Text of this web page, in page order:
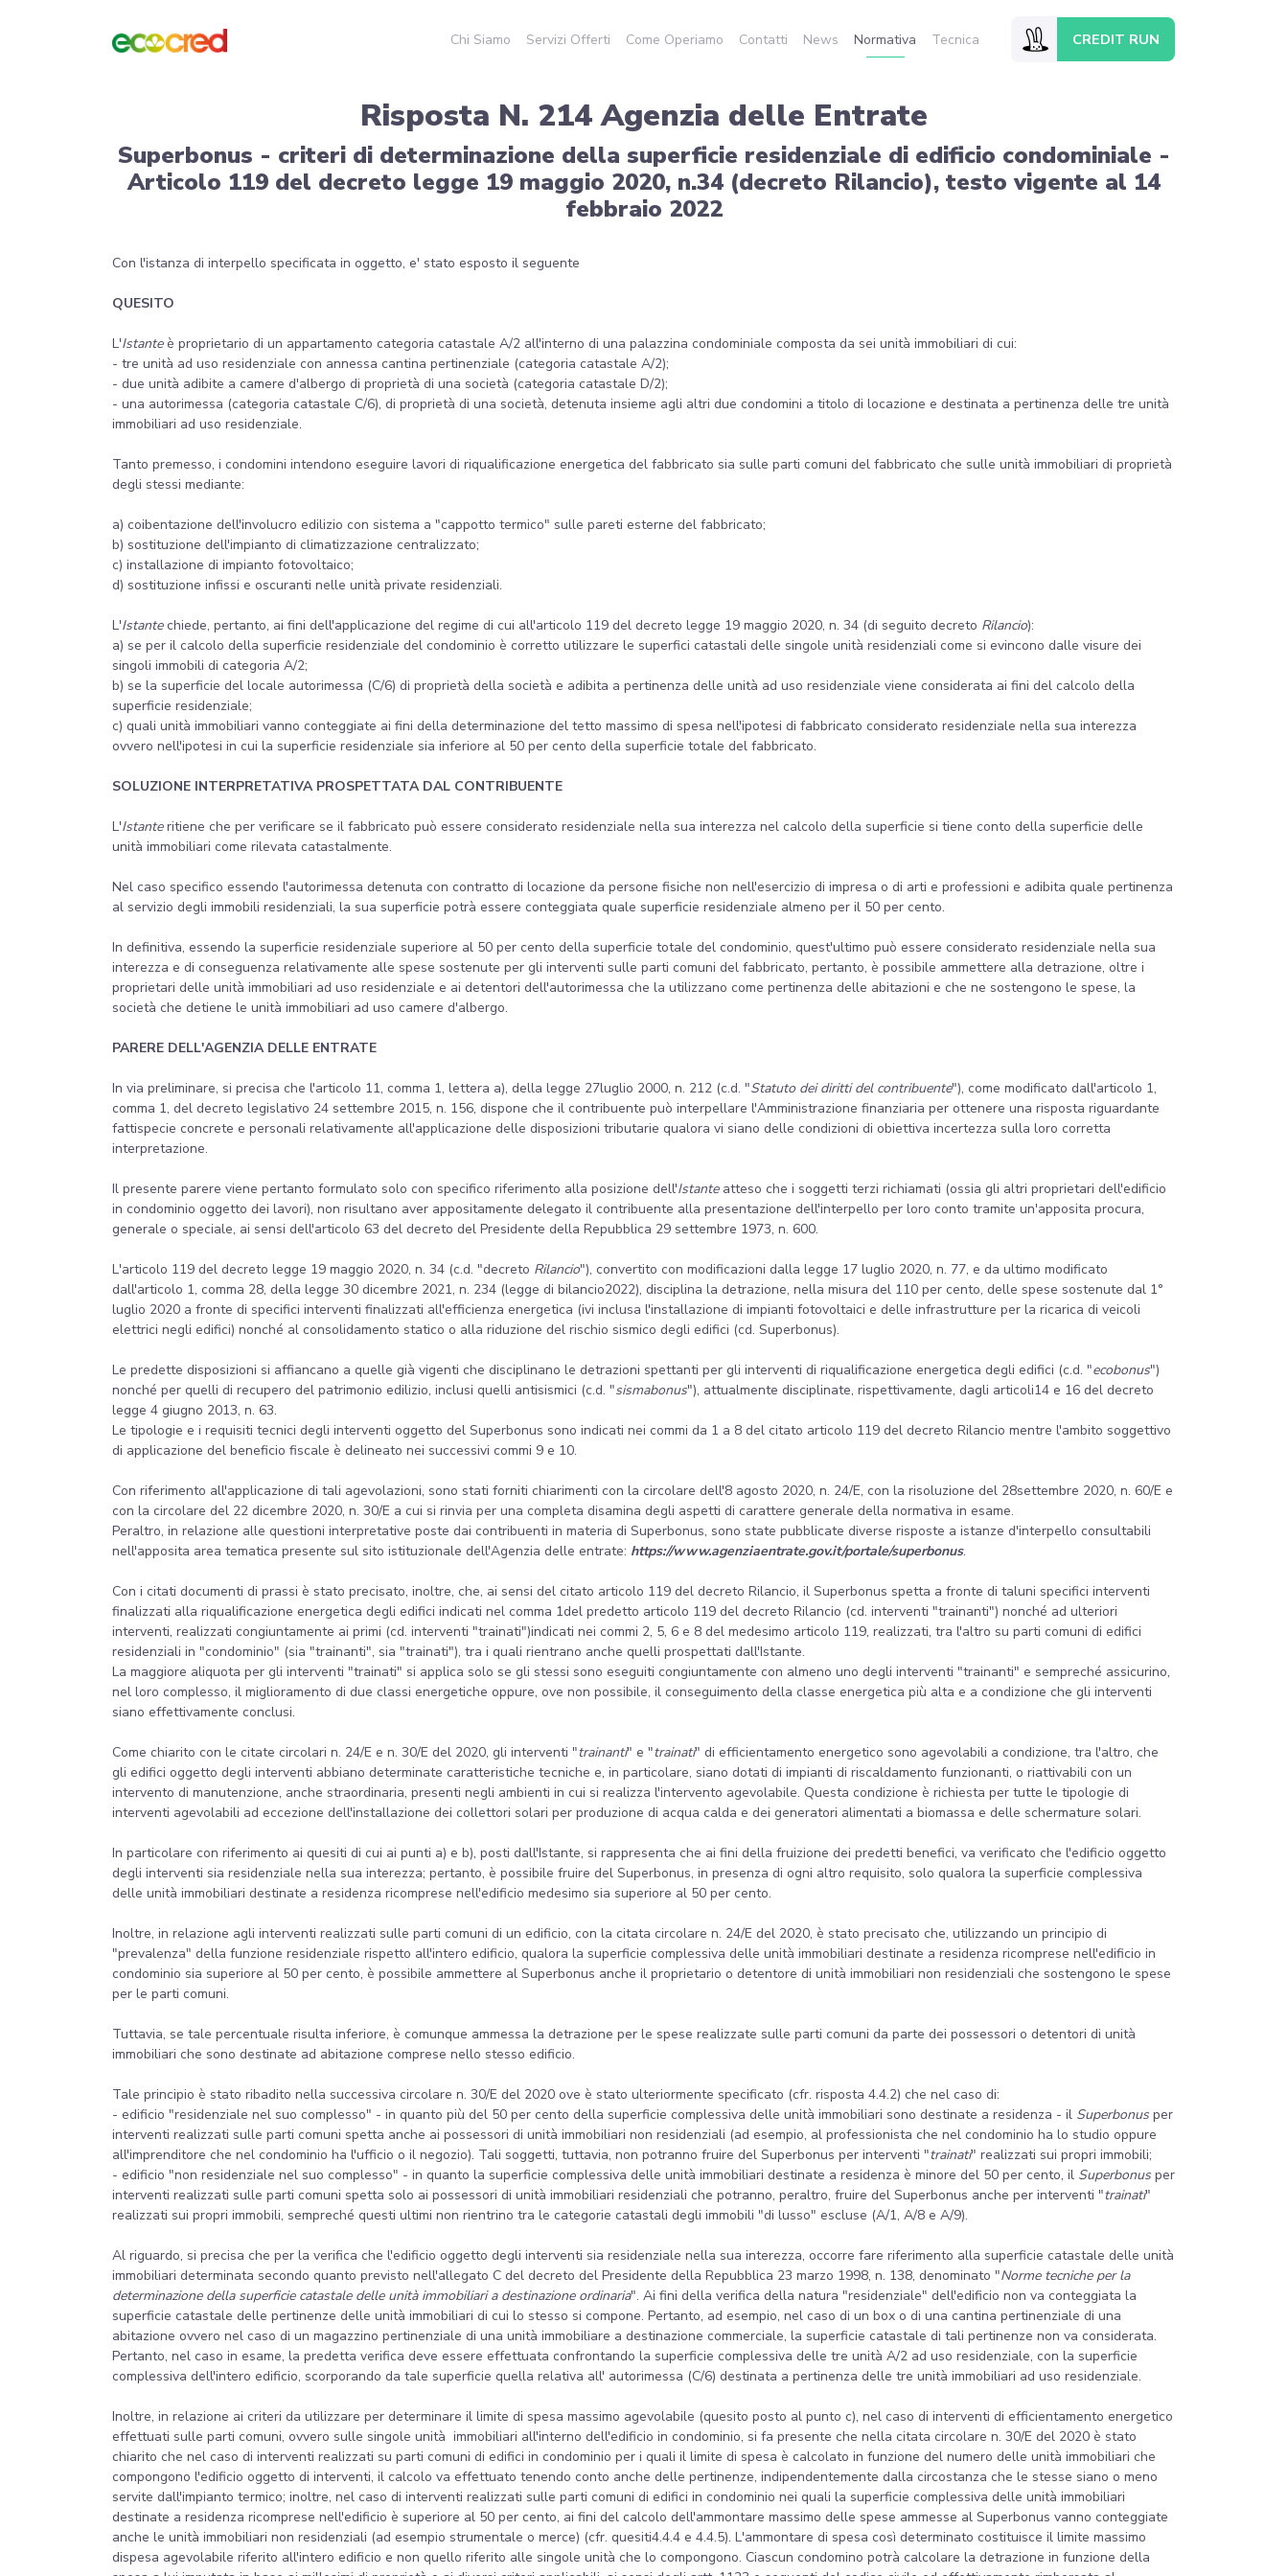
Chi Siamo Servizi Offerti Come Operiamo Contatti News Normativa Tecnica CREDIT RUN
Risposta N. 214 Agenzia delle Entrate
Superbonus - criteri di determinazione della superficie residenziale di edificio condominiale -
Articolo 119 del decreto legge 19 maggio 2020, n.34 (decreto Rilancio), testo vigente al 14
febbraio 2022
Con l'istanza di interpello specificata in oggetto, e' stato esposto il seguente
QUESITO
L'Istanteè proprietario di un appartamento categoria catastale A/2 all'interno di una palazzina condominiale composta da sei unità immobiliari di cui:
- tre unità ad uso residenziale con annessa cantina pertinenziale (categoria catastale A/2);
- due unità adibite a camere d'albergo di proprietà di una società (categoria catastale D/2);
- una autorimessa (categoria catastale C/6), di proprietà di una società, detenuta insieme agli altri due condomini a titolo di locazione e destinata a pertinenza delle tre unità
immobiliari ad uso residenziale.
Tanto premesso, i condomini intendono eseguire lavori di riqualificazione energetica del fabbricato sia sulle parti comuni del fabbricato che sulle unità immobiliari di proprietà
degli stessi mediante:
a) coibentazione dell'involucro edilizio con sistema a "cappotto termico" sulle pareti esterne del fabbricato;
b) sostituzione dell'impianto di climatizzazione centralizzato;
c) installazione di impianto fotovoltaico;
d) sostituzione infissi e oscuranti nelle unità private residenziali.
L'Istantechiede, pertanto, ai fini dell'applicazione del regime di cui all'articolo 119 del decreto legge 19 maggio 2020, n. 34 (di seguito decreto Rilancio):
a) se per il calcolo della superficie residenziale del condominio è corretto utilizzare le superfici catastali delle singole unità residenziali come si evincono dalle visure dei
singoli immobili di categoria A/2;
b) se la superficie del locale autorimessa (C/6) di proprietà della società e adibita a pertinenza delle unità ad uso residenziale viene considerata ai fini del calcolo della
superficie residenziale;
c) quali unità immobiliari vanno conteggiate ai fini della determinazione del tetto massimo di spesa nell'ipotesi di fabbricato considerato residenziale nella sua interezza
ovvero nell'ipotesi in cui la superficie residenziale sia inferiore al 50 per cento della superficie totale del fabbricato.
SOLUZIONE INTERPRETATIVA PROSPETTATA DAL CONTRIBUENTE
L'Istanteritiene che per verificare se il fabbricato può essere considerato residenziale nella sua interezza nel calcolo della superficie si tiene conto della superficie delle
unità immobiliari come rilevata catastalmente.
Nel caso specifico essendo l'autorimessa detenuta con contratto di locazione da persone fisiche non nell'esercizio di impresa o di arti e professioni e adibita quale pertinenza
al servizio degli immobili residenziali, la sua superficie potrà essere conteggiata quale superficie residenziale almeno per il 50 per cento.
In definitiva, essendo la superficie residenziale superiore al 50 per cento della superficie totale del condominio, quest'ultimo può essere considerato residenziale nella sua
interezza e di conseguenza relativamente alle spese sostenute per gli interventi sulle parti comuni del fabbricato, pertanto, è possibile ammettere alla detrazione, oltre i
proprietari delle unità immobiliari ad uso residenziale e ai detentori dell'autorimessa che la utilizzano come pertinenza delle abitazioni e che ne sostengono le spese, la
società che detiene le unità immobiliari ad uso camere d'albergo.
PARERE DELL'AGENZIA DELLE ENTRATE
In via preliminare, si precisa che l'articolo 11, comma 1, lettera a), della legge 27luglio 2000, n. 212 (c.d. "Statuto dei diritti del contribuente"), come modificato dall'articolo 1,
comma 1, del decreto legislativo 24 settembre 2015, n. 156, dispone che il contribuente può interpellare l'Amministrazione finanziaria per ottenere una risposta riguardante
fattispecie concrete e personali relativamente all'applicazione delle disposizioni tributarie qualora vi siano delle condizioni di obiettiva incertezza sulla loro corretta
interpretazione.
Il presente parere viene pertanto formulato solo con specifico riferimento alla posizione dell'Istanteatteso che i soggetti terzi richiamati (ossia gli altri proprietari dell'edificio
in condominio oggetto dei lavori), non risultano aver appositamente delegato il contribuente alla presentazione dell'interpello per loro conto tramite un'apposita procura,
generale o speciale, ai sensi dell'articolo 63 del decreto del Presidente della Repubblica 29 settembre 1973, n. 600.
L'articolo 119 del decreto legge 19 maggio 2020, n. 34 (c.d. "decreto Rilancio"), convertito con modificazioni dalla legge 17 luglio 2020, n. 77, e da ultimo modificato
dall'articolo 1, comma 28, della legge 30 dicembre 2021, n. 234 (legge di bilancio2022), disciplina la detrazione, nella misura del 110 per cento, delle spese sostenute dal 1°
luglio 2020 a fronte di specifici interventi finalizzati all'efficienza energetica (ivi inclusa l'installazione di impianti fotovoltaici e delle infrastrutture per la ricarica di veicoli
elettrici negli edifici) nonché al consolidamento statico o alla riduzione del rischio sismico degli edifici (cd. Superbonus).
Le predette disposizioni si affiancano a quelle già vigenti che disciplinano le detrazioni spettanti per gli interventi di riqualificazione energetica degli edifici (c.d. "ecobonus")
nonché per quelli di recupero del patrimonio edilizio, inclusi quelli antisismici (c.d. "sismabonus"), attualmente disciplinate, rispettivamente, dagli articoli14 e 16 del decreto
legge 4 giugno 2013, n. 63.
Le tipologie e i requisiti tecnici degli interventi oggetto del Superbonus sono indicati nei commi da 1 a 8 del citato articolo 119 del decreto Rilancio mentre l'ambito soggettivo
di applicazione del beneficio fiscale è delineato nei successivi commi 9 e 10.
Con riferimento all'applicazione di tali agevolazioni, sono stati forniti chiarimenti con la circolare dell'8 agosto 2020, n. 24/E, con la risoluzione del 28settembre 2020, n. 60/E e
con la circolare del 22 dicembre 2020, n. 30/E a cui si rinvia per una completa disamina degli aspetti di carattere generale della normativa in esame.
Peraltro, in relazione alle questioni interpretative poste dai contribuenti in materia di Superbonus, sono state pubblicate diverse risposte a istanze d'interpello consultabili
nell'apposita area tematica presente sul sito istituzionale dell'Agenzia delle entrate: https://www.agenziaentrate.gov.it/portale/superbonus.
Con i citati documenti di prassi è stato precisato, inoltre, che, ai sensi del citato articolo 119 del decreto Rilancio, il Superbonus spetta a fronte di taluni specifici interventi
finalizzati alla riqualificazione energetica degli edifici indicati nel comma 1del predetto articolo 119 del decreto Rilancio (cd. interventi "trainanti") nonché ad ulteriori
interventi, realizzati congiuntamente ai primi (cd. interventi "trainati")indicati nei commi 2, 5, 6 e 8 del medesimo articolo 119, realizzati, tra l'altro su parti comuni di edifici
residenziali in "condominio" (sia "trainanti", sia "trainati"), tra i quali rientrano anche quelli prospettati dall'Istante.
La maggiore aliquota per gli interventi "trainati" si applica solo se gli stessi sono eseguiti congiuntamente con almeno uno degli interventi "trainanti" e sempreché assicurino,
nel loro complesso, il miglioramento di due classi energetiche oppure, ove non possibile, il conseguimento della classe energetica più alta e a condizione che gli interventi
siano effettivamente conclusi.
Come chiarito con le citate circolari n. 24/E e n. 30/E del 2020, gli interventi "trainanti" e "trainati" di efficientamento energetico sono agevolabili a condizione, tra l'altro, che
gli edifici oggetto degli interventi abbiano determinate caratteristiche tecniche e, in particolare, siano dotati di impianti di riscaldamento funzionanti, o riattivabili con un
intervento di manutenzione, anche straordinaria, presenti negli ambienti in cui si realizza l'intervento agevolabile. Questa condizione è richiesta per tutte le tipologie di
interventi agevolabili ad eccezione dell'installazione dei collettori solari per produzione di acqua calda e dei generatori alimentati a biomassa e delle schermature solari.
In particolare con riferimento ai quesiti di cui ai punti a) e b), posti dall'Istante, si rappresenta che ai fini della fruizione dei predetti benefici, va verificato che l'edificio oggetto
degli interventi sia residenziale nella sua interezza; pertanto, è possibile fruire del Superbonus, in presenza di ogni altro requisito, solo qualora la superficie complessiva
delle unità immobiliari destinate a residenza ricomprese nell'edificio medesimo sia superiore al 50 per cento.
Inoltre, in relazione agli interventi realizzati sulle parti comuni di un edificio, con la citata circolare n. 24/E del 2020, è stato precisato che, utilizzando un principio di
"prevalenza" della funzione residenziale rispetto all'intero edificio, qualora la superficie complessiva delle unità immobiliari destinate a residenza ricomprese nell'edificio in
condominio sia superiore al 50 per cento, è possibile ammettere al Superbonus anche il proprietario o detentore di unità immobiliari non residenziali che sostengono le spese
per le parti comuni.
Tuttavia, se tale percentuale risulta inferiore, è comunque ammessa la detrazione per le spese realizzate sulle parti comuni da parte dei possessori o detentori di unità
immobiliari che sono destinate ad abitazione comprese nello stesso edificio.
Tale principio è stato ribadito nella successiva circolare n. 30/E del 2020 ove è stato ulteriormente specificato (cfr. risposta 4.4.2) che nel caso di:
- edificio "residenziale nel suo complesso" - in quanto più del 50 per cento della superficie complessiva delle unità immobiliari sono destinate a residenza - il Superbonus per
interventi realizzati sulle parti comuni spetta anche ai possessori di unità immobiliari non residenziali (ad esempio, al professionista che nel condominio ha lo studio oppure
all'imprenditore che nel condominio ha l'ufficio o il negozio). Tali soggetti, tuttavia, non potranno fruire del Superbonus per interventi "trainati" realizzati sui propri immobili;
- edificio "non residenziale nel suo complesso" - in quanto la superficie complessiva delle unità immobiliari destinate a residenza è minore del 50 per cento, il Superbonus per
interventi realizzati sulle parti comuni spetta solo ai possessori di unità immobiliari residenziali che potranno, peraltro, fruire del Superbonus anche per interventi "trainati"
realizzati sui propri immobili, sempreché questi ultimi non rientrino tra le categorie catastali degli immobili "di lusso" escluse (A/1, A/8 e A/9).
Al riguardo, si precisa che per la verifica che l'edificio oggetto degli interventi sia residenziale nella sua interezza, occorre fare riferimento alla superficie catastale delle unità
immobiliari determinata secondo quanto previsto nell'allegato C del decreto del Presidente della Repubblica 23 marzo 1998, n. 138, denominato "Norme tecniche per la
determinazione della superficie catastale delle unità immobiliari a destinazione ordinaria". Ai fini della verifica della natura "residenziale" dell'edificio non va conteggiata la
superficie catastale delle pertinenze delle unità immobiliari di cui lo stesso si compone. Pertanto, ad esempio, nel caso di un box o di una cantina pertinenziale di una
abitazione ovvero nel caso di un magazzino pertinenziale di una unità immobiliare a destinazione commerciale, la superficie catastale di tali pertinenze non va considerata.
Pertanto, nel caso in esame, la predetta verifica deve essere effettuata confrontando la superficie complessiva delle tre unità A/2 ad uso residenziale, con la superficie
complessiva dell'intero edificio, scorporando da tale superficie quella relativa all' autorimessa (C/6) destinata a pertinenza delle tre unità immobiliari ad uso residenziale.
Inoltre, in relazione ai criteri da utilizzare per determinare il limite di spesa massimo agevolabile (quesito posto al punto c), nel caso di interventi di efficientamento energetico
effettuati sulle parti comuni, ovvero sulle singole unità immobiliari all'interno dell'edificio in condominio, si fa presente che nella citata circolare n. 30/E del 2020 è stato
chiarito che nel caso di interventi realizzati su parti comuni di edifici in condominio per i quali il limite di spesa è calcolato in funzione del numero delle unità immobiliari che
compongono l'edificio oggetto di interventi, il calcolo va effettuato tenendo conto anche delle pertinenze, indipendentemente dalla circostanza che le stesse siano o meno
servite dall'impianto termico; inoltre, nel caso di interventi realizzati sulle parti comuni di edifici in condominio nei quali la superficie complessiva delle unità immobiliari
destinate a residenza ricomprese nell'edificio è superiore al 50 per cento, ai fini del calcolo dell'ammontare massimo delle spese ammesse al Superbonus vanno conteggiate
anche le unità immobiliari non residenziali (ad esempio strumentale o merce) (cfr. quesiti4.4.4 e 4.4.5). L'ammontare di spesa così determinato costituisce il limite massimo
dispesa agevolabile riferito all'intero edificio e non quello riferito alle singole unità che lo compongono. Ciascun condomino potrà calcolare la detrazione in funzione della